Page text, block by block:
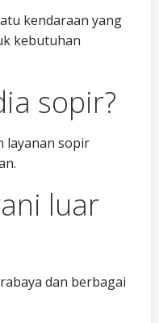
kendaraan yang
kebutuhan
sopir?
layanan sopir
luar
dan berbagai